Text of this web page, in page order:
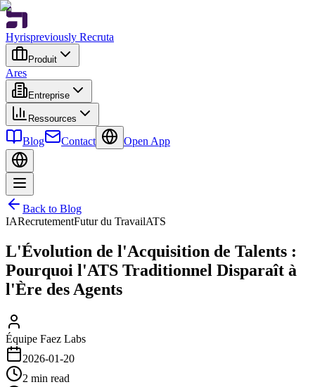
Hyrispreviously Recruta
Produit
Ares
Entreprise
Ressources
Blog Contact Open App
Back to Blog
IARecrutementFutur du TravailATS
L'Évolution de l'Acquisition de Talents :
Pourquoi l'ATS Traditionnel Disparaît à
l'Ère des Agents
Équipe Faez Labs
2026-01-20
2 min read